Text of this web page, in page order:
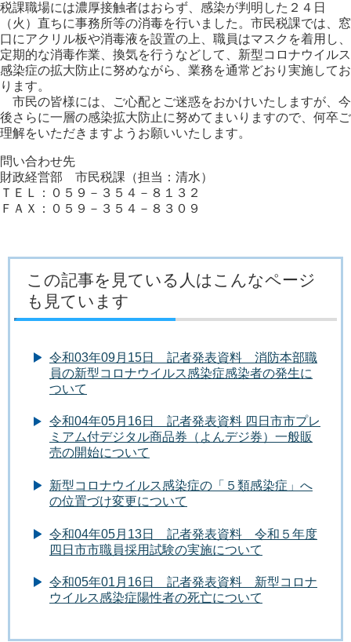
税課職場には濃厚接触者はおらず、感染が判明した２４日
（火）直ちに事務所等の消毒を行いました。市民税課では、窓
口にアクリル板や消毒液を設置の上、職員はマスクを着用し、
定期的な消毒作業、換気を行うなどして、新型コロナウイルス
感染症の拡大防止に努めながら、業務を通常どおり実施してお
ります。
市民の皆様には、ご心配とご迷惑をおかけいたしますが、今
後さらに一層の感染拡大防止に努めてまいりますので、何卒ご
理解をいただきますようお願いいたします。
問い合わせ先
財政経営部 市民税課（担当：清水）
ＴＥＬ：０５９－３５４－８１３２
ＦＡＸ：０５９－３５４－８３０９
この記事を見ている人はこんなページ
も見ています
令和03年09月15日 記者発表資料 消防本部職
員の新型コロナウイルス感染症感染者の発生に
ついて
令和04年05月16日 記者発表資料 四日市市プレ
ミアム付デジタル商品券（よんデジ券）一般販
売の開始について
新型コロナウイルス感染症の「５類感染症」へ
の位置づけ変更について
令和04年05月13日 記者発表資料 令和５年度
四日市市職員採用試験の実施について
令和05年01月16日 記者発表資料 新型コロナ
ウイルス感染症陽性者の死亡について